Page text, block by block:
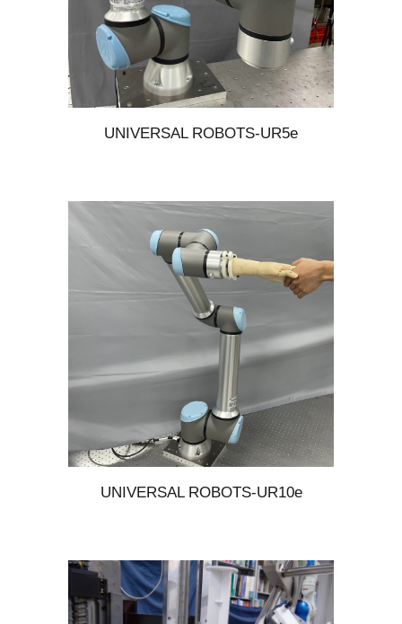
UNIVERSAL ROBOTS-UR5e
UNIVERSAL ROBOTS-UR10e